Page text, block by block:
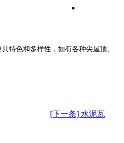
特色和多样性，如有各种尖屋顶、
[下一条] 水泥瓦